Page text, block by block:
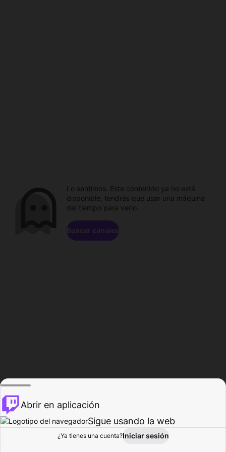
Explorar Actividad
Lo sentimos. Este contenido ya no está
disponible, tendrás que usar una máquina
del tiempo para verlo.
Buscar canales
Abrir en aplicación
Sigue usando la web
¿Ya tienes una cuenta?Iniciar sesión